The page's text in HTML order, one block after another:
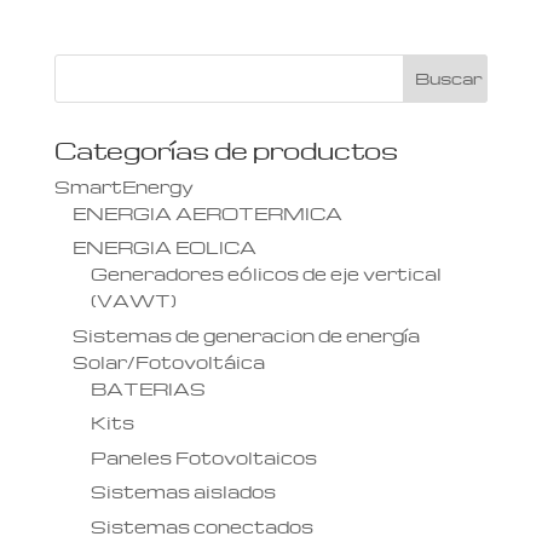
Categorías de productos
SmartEnergy
ENERGIA AEROTERMICA
ENERGIA EOLICA
Generadores eólicos de eje vertical
(VAWT)
Sistemas de generacion de energía
Solar/Fotovoltáica
BATERIAS
Kits
Paneles Fotovoltaicos
Sistemas aislados
Sistemas conectados